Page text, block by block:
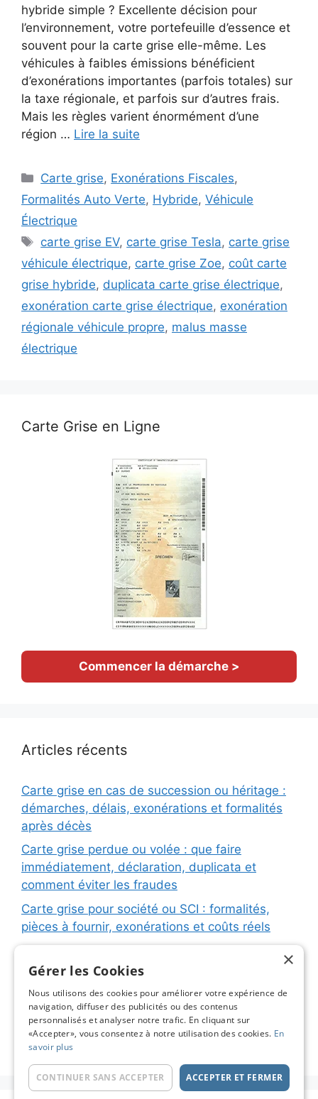
hybride simple ? Excellente décision pour
l’environnement, votre portefeuille d’essence et
souvent pour la carte grise elle-même. Les
véhicules à faibles émissions bénéficient
d’exonérations importantes (parfois totales) sur
la taxe régionale, et parfois sur d’autres frais.
Mais les règles varient énormément d’une
région … Lire la suite
Catégories
Carte grise, Exonérations Fiscales,
Formalités Auto Verte, Hybride, Véhicule
Électrique
Étiquettes
carte grise EV, carte grise Tesla, carte grise
véhicule électrique, carte grise Zoe, coût carte
grise hybride, duplicata carte grise électrique,
exonération carte grise électrique, exonération
régionale véhicule propre, malus masse
électrique
Carte Grise en Ligne
Commencer la démarche >
Articles récents
Carte grise en cas de succession ou héritage :
démarches, délais, exonérations et formalités
après décès
Carte grise perdue ou volée : que faire
immédiatement, déclaration, duplicata et
comment éviter les fraudes
Carte grise pour société ou SCI : formalités,
pièces à fournir, exonérations et coûts réels
immatriculation, fiche d’identification, plaques
Changement de titulaire carte grise : étapes
détaillées, coûts réels et astuces pour éviter les
pièges
×
Gérer les Cookies
Nous utilisons des cookies pour améliorer votre expérience de
navigation, diffuser des publicités ou des contenus
personnalisés et analyser notre trafic. En cliquant sur
«Accepter», vous consentez à notre utilisation des cookies. En
savoir plus
ACCEPTER ET FERMER
CONTINUER SANS ACCEPTER